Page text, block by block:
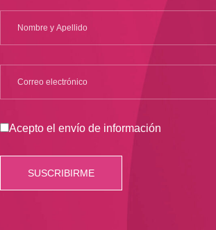
Acepto el envío de información